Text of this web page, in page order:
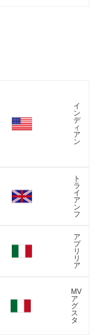
イ
ン
デ
ィ
ア
ン
ト
ラ
イ
ア
ン
フ
ア
プ
リ
リ
ア
MV
ア
グ
ス
タ